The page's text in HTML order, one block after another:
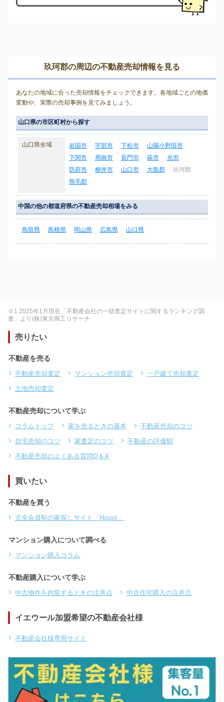
玖珂郡の周辺の不動産売却情報を見る
あなたの地域に合った売却情報をチェックできます。各地域ごとの地価
変動や、実際の売却事例を見てみましょう。
山口県の市区町村から探す
山口県全域 岩国市 宇部市 下松市
山陽小野田市
下関市
周南市 長門市 萩市
光市
防府市
柳井市 山口市 大島郡
玖珂郡
熊毛郡
中国の他の都道府県の不動産売却相場をみる
鳥取県 島根県 岡山県 広島県 山口県
※1 2025年1月現在「不動産会社の一括査定サイトに関するランキング調
査」より(株)東京商工リサーチ
売りたい
不動産を売る
不動産売却査定 マンション売却査定
一戸建て売却査定
土地売却査定
不動産売却について学ぶ
コラムトップ 家を売るときの基本
不動産売却のコツ
自宅売却のコツ
家査定のコツ
不動産の評価額
不動産売却のよくある質問Q＆A
買いたい
不動産を買う
完全会員制の家探しサイト「Housii」
マンション購入について調べる
マンション購入コラム
不動産購入について学ぶ
中古物件を内覧するときの注意点 中古住宅購入の注意点
イエウール加盟希望の不動産会社様
不動産会社様専用サイト